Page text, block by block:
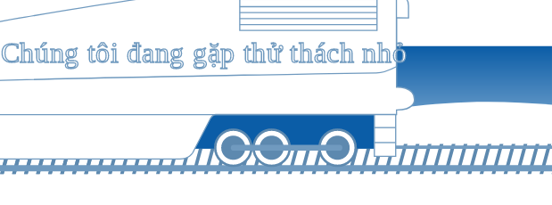
Chúng tôi đang gặp thử thách nhỏ